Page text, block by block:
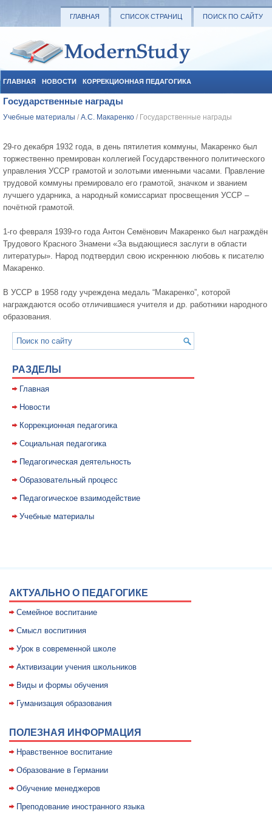
ГЛАВНАЯ СПИСОК СТРАНИЦ ПОИСК ПО САЙТУ
ГЛАВНАЯ НОВОСТИ КОРРЕКЦИОННАЯ ПЕДАГОГИКА
СОЦИАЛЬНАЯ ПЕДАГОГИКА УЧЕБНЫЕ МАТЕРИАЛЫ
Государственные награды
Учебные материалы / А.С. Макаренко / Государственные награды
29-го декабря 1932 года, в день пятилетия коммуны, Макаренко был
торжественно премирован коллегией Государственного политического
управления УССР грамотой и золотыми именными часами. Правление
трудовой коммуны премировало его грамотой, значком и званием
лучшего ударника, а народный комиссариат просвещения УССР –
почётной грамотой.
1-го февраля 1939-го года Антон Семёнович Макаренко был награждён
Трудового Красного Знамени «За выдающиеся заслуги в области
литературы». Народ подтвердил свою искреннюю любовь к писателю
Макаренко.
В УССР в 1958 году учреждена медаль “Макаренко”, которой
награждаются особо отличившиеся учителя и др. работники народного
образования.
РАЗДЕЛЫ
Главная
Новости
Коррекционная педагогика
Социальная педагогика
Педагогическая деятельность
Образовательный процесс
Педагогическое взаимодействие
Учебные материалы
АКТУАЛЬНО О ПЕДАГОГИКЕ
Семейное воспитание
Смысл воспитиния
Уpок в совpеменной школе
Активизации учения школьников
Виды и формы обучения
Гуманизация образования
ПОЛЕЗНАЯ ИНФОРМАЦИЯ
Нравственное воспитание
Образование в Германии
Обучение менеджеров
Преподование иностранного языка